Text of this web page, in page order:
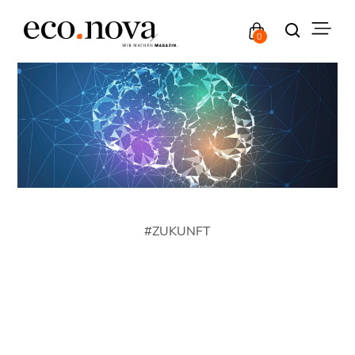
0
#ZUKUNFT